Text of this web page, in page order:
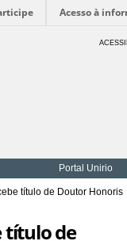
Acesso à
Portal Unirio
título de Doutor Honoris
título de